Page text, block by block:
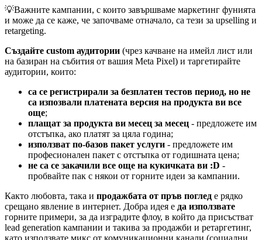
💡Важните кампании, с които завършваме маркетинг фунията
и може да се каже, че започваме отначало, са тези за upselling и
retargeting.
Създайте custom аудитории (чрез качване на имейл лист или
на базиран на събития от вашия Meta Pixel) и таргетирайте
аудитории, които:
са се регистрирали за безплатен тестов период, но не
са изпозвали платената версия на продукта ви все
още;
плащат за продукта ви месец за месец - предложете им
отстъпка, ако платят за цяла година;
използват по-базов пакет услуги - предложете им
професионален пакет с отстъпка от годишната цена;
не са се закачили все още на кукичката ви :D -
пробвайте пак с някои от горните идеи за кампании.
Както любовта, така и продажбата от пръв поглед е рядко
срещано явление в интернет. Добра идея е да използвате
горните примери, за да изградите флоу, в който да присъстват
lead generation кампании и такива за продажби и ретаргетинг,